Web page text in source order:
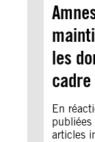
les
En
publiées
articles